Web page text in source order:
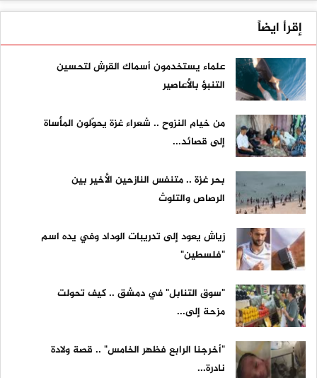
إقرأ ايضاً
علماء يستخدمون أسماك القرش لتحسين
التنبؤ بالأعاصير
من خيام النزوح .. شعراء غزة يحوّلون المأساة
إلى قصائد...
بحر غزة .. متنفس النازحين الأخير بين
الرصاص والتلوث
زياش يعود إلى تدريبات الوداد وفي يده اسم
"فلسطين"
"سوق التنابل" في دمشق .. كيف تحولت
مزحة إلى...
"أخرجنا الرابع فظهر الخامس" .. قصة ولادة
نادرة...